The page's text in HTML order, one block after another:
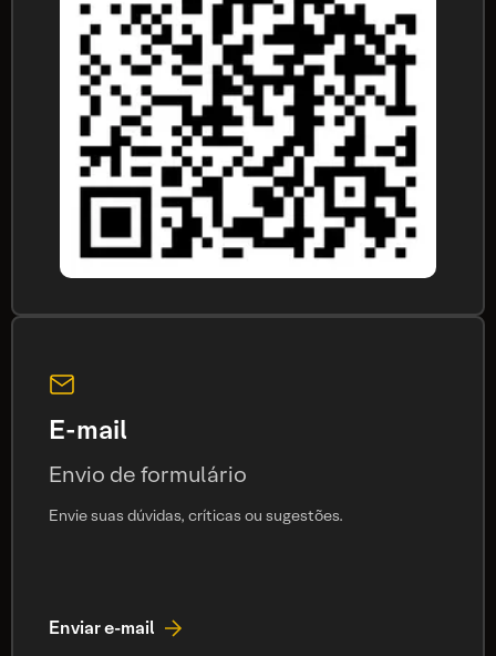
E-mail
Envio de formulário
Envie suas dúvidas, críticas ou sugestões.
Enviar e-mail